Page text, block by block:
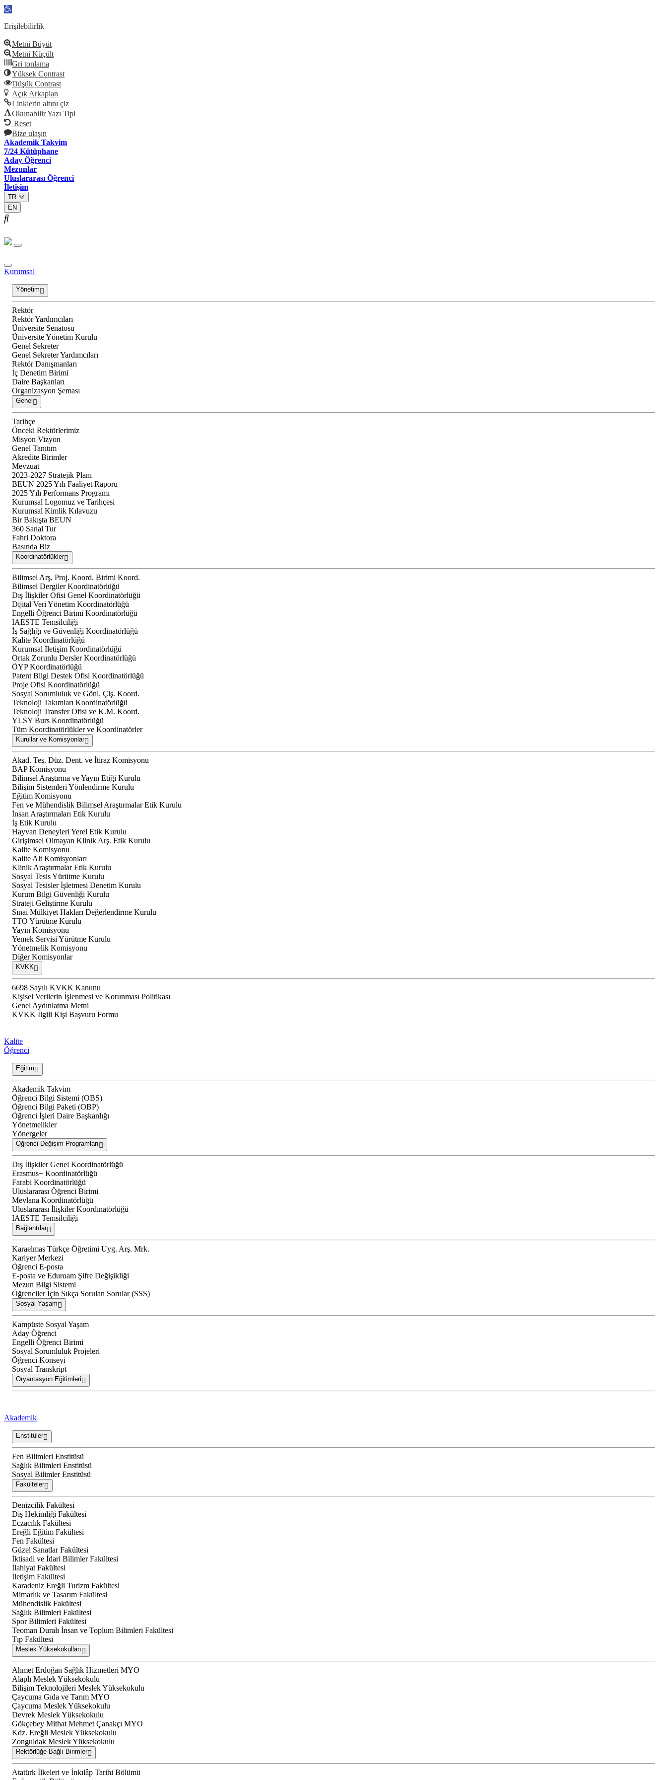
Open
Erişilebilirlik
Metni Büyüt
Metni Küçült
Gri tonlama
Yüksek Contrast
Düşük Contrast
Açık Arkaplan
Linklerin altını çiz
Okunabilir Yazı Tipi
Reset
Bize ulaşın
Akademik Takvim
7/24 Kütüphane
Aday Öğrenci
Mezunlar
Uluslararası Öğrenci
İletişim
TR
EN
Kurumsal
Yönetim
Rektör
Rektör Yardımcıları
Üniversite Senatosu
Üniversite Yönetim Kurulu
Genel Sekreter
Genel Sekreter Yardımcıları
Rektör Danışmanları
İç Denetim Birimi
Daire Başkanları
Organizasyon Şeması
Genel
Tarihçe
Önceki Rektörlerimiz
Misyon Vizyon
Genel Tanıtım
Akredite Birimler
Mevzuat
2023-2027 Stratejik Planı
BEUN 2025 Yılı Faaliyet Raporu
2025 Yılı Performans Programı
Kurumsal Logomuz ve Tarihçesi
Kurumsal Kimlik Kılavuzu
Bir Bakışta BEUN
360 Sanal Tur
Fahri Doktora
Basında Biz
Koordinatörlükler
Bilimsel Arş. Proj. Koord. Birimi Koord.
Bilimsel Dergiler Koordinatörlüğü
Dış İlişkiler Ofisi Genel Koordinatörlüğü
Dijital Veri Yönetim Koordinatörlüğü
Engelli Öğrenci Birimi Koordinatörlüğü
IAESTE Temsilciliği
İş Sağlığı ve Güvenliği Koordinatörlüğü
Kalite Koordinatörlüğü
Kurumsal İletişim Koordinatörlüğü
Ortak Zorunlu Dersler Koordinatörlüğü
ÖYP Koordinatörlüğü
Patent Bilgi Destek Ofisi Koordinatörlüğü
Proje Ofisi Koordinatörlüğü
Sosyal Sorumluluk ve Gönl. Çlş. Koord.
Teknoloji Takımları Koordinatörlüğü
Teknoloji Transfer Ofisi ve K.M. Koord.
YLSY Burs Koordinatörlüğü
Tüm Koordinatörlükler ve Koordinatörler
Kurullar ve Komisyonlar
Akad. Teş. Düz. Dent. ve İtiraz Komisyonu
BAP Komisyonu
Bilimsel Araştırma ve Yayın Etiği Kurulu
Bilişim Sistemleri Yönlendirme Kurulu
Eğitim Komisyonu
Fen ve Mühendislik Bilimsel Araştırmalar Etik Kurulu
İnsan Araştırmaları Etik Kurulu
İş Etik Kurulu
Hayvan Deneyleri Yerel Etik Kurulu
Girişimsel Olmayan Klinik Arş. Etik Kurulu
Kalite Komisyonu
Kalite Alt Komisyonları
Klinik Araştırmalar Etik Kurulu
Sosyal Tesis Yürütme Kurulu
Sosyal Tesisler İşletmesi Denetim Kurulu
Kurum Bilgi Güvenliği Kurulu
Strateji Geliştirme Kurulu
Sınai Mülkiyet Hakları Değerlendirme Kurulu
TTO Yürütme Kurulu
Yayın Komisyonu
Yemek Servisi Yürütme Kurulu
Yönetmelik Komisyonu
Diğer Komisyonlar
KVKK
6698 Sayılı KVKK Kanunu
Kişisel Verilerin İşlenmesi ve Korunması Politikası
Genel Aydınlatma Metni
KVKK İlgili Kişi Başvuru Formu
Kalite
Öğrenci
Eğitim
Akademik Takvim
Öğrenci Bilgi Sistemi (OBS)
Öğrenci Bilgi Paketi (OBP)
Öğrenci İşleri Daire Başkanlığı
Yönetmelikler
Yönergeler
Öğrenci Değişim Programları
Dış İlişkiler Genel Koordinatörlüğü
Erasmus+ Koordinatörlüğü
Farabi Koordinatörlüğü
Uluslararası Öğrenci Birimi
Mevlana Koordinatörlüğü
Uluslararası İlişkiler Koordinatörlüğü
IAESTE Temsilciliği
Bağlantılar
Karaelmas Türkçe Öğretimi Uyg. Arş. Mrk.
Kariyer Merkezi
Öğrenci E-posta
E-posta ve Eduroam Şifre Değişikliği
Mezun Bilgi Sistemi
Öğrenciler İçin Sıkça Sorulan Sorular (SSS)
Sosyal Yaşam
Kampüste Sosyal Yaşam
Aday Öğrenci
Engelli Öğrenci Birimi
Sosyal Sorumluluk Projeleri
Öğrenci Konseyi
Sosyal Transkript
Oryantasyon Eğitimleri
Akademik
Enstitüler
Fen Bilimleri Enstitüsü
Sağlık Bilimleri Enstitüsü
Sosyal Bilimler Enstitüsü
Fakülteler
Denizcilik Fakültesi
Diş Hekimliği Fakültesi
Eczacılık Fakültesi
Ereğli Eğitim Fakültesi
Fen Fakültesi
Güzel Sanatlar Fakültesi
İktisadi ve İdari Bilimler Fakültesi
İlahiyat Fakültesi
İletişim Fakültesi
Karadeniz Ereğli Turizm Fakültesi
Mimarlık ve Tasarım Fakültesi
Mühendislik Fakültesi
Sağlık Bilimleri Fakültesi
Spor Bilimleri Fakültesi
Teoman Duralı İnsan ve Toplum Bilimleri Fakültesi
Tıp Fakültesi
Meslek Yüksekokulları
Ahmet Erdoğan Sağlık Hizmetleri MYO
Alaplı Meslek Yüksekokulu
Bilişim Teknolojileri Meslek Yüksekokulu
Çaycuma Gıda ve Tarım MYO
Çaycuma Meslek Yüksekokulu
Devrek Meslek Yüksekokulu
Gökçebey Mithat Mehmet Çanakçı MYO
Kdz. Ereğli Meslek Yüksekokulu
Zonguldak Meslek Yüksekokulu
Rektörlüğe Bağlı Birimler
Atatürk İlkeleri ve İnkılâp Tarihi Bölümü